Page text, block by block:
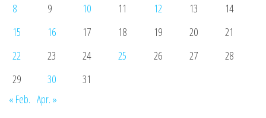
8
9 10 11 12 13
14
15
16 17 18 19 20
21
22
23 24 25 26 27
28
29
30
31
« Feb. Apr. »